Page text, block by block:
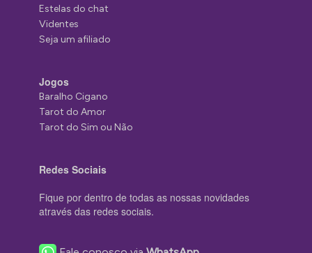
Estelas do chat
Videntes
Seja um afiliado
Jogos
Baralho Cigano
Tarot do Amor
Tarot do Sim ou Não
Redes Sociais
Fique por dentro de todas as nossas novidades
através das redes sociais.